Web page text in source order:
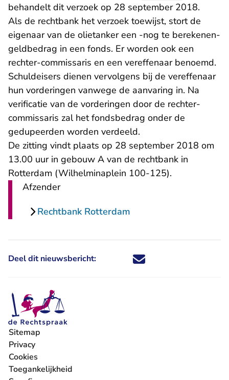
behandelt dit verzoek op 28 september 2018.
Als de rechtbank het verzoek toewijst, stort de
eigenaar van de olietanker een -nog te berekenen-
geldbedrag in een fonds. Er worden ook een
rechter-commissaris en een vereffenaar benoemd.
Schuldeisers dienen vervolgens bij de vereffenaar
hun vorderingen vanwege de aanvaring in. Na
verificatie van de vorderingen door de rechter-
commissaris zal het fondsbedrag onder de
gedupeerden worden verdeeld.
De zitting vindt plaats op 28 september 2018 om
13.00 uur in gebouw A van de rechtbank in
Rotterdam (Wilhelminaplein 100-125).
Afzender
Rechtbank Rotterdam
Deel dit nieuwsbericht: Deel dit nieuwsbericht via X -
Deel dit nieuwsbericht via
Deel dit nieuwsbericht
Deel dit
Sitemap
Privacy
Cookies
Toegankelijkheid